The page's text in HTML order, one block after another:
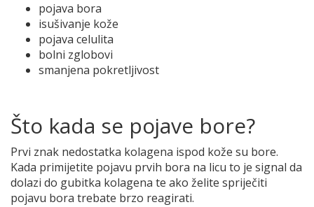
pojava bora
isušivanje kože
pojava celulita
bolni zglobovi
smanjena pokretljivost
Što kada se pojave bore?
Prvi znak nedostatka kolagena ispod kože su bore.
Kada primijetite pojavu prvih bora na licu to je signal da
dolazi do gubitka kolagena te ako želite spriječiti
pojavu bora trebate brzo reagirati.